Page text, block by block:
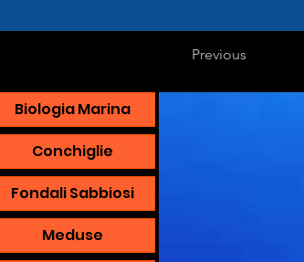
Biologia Marina
Conchiglie
Fondali Sabbiosi
Meduse
Previous